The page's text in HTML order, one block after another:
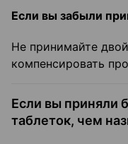
Если вы забыли
Не принимайте
компенсировать
Если вы приняли
таблеток, чем